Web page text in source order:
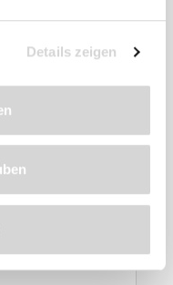
Details zeigen